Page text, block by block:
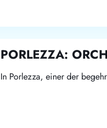
PORLEZZA:
In Porlezza, einer der